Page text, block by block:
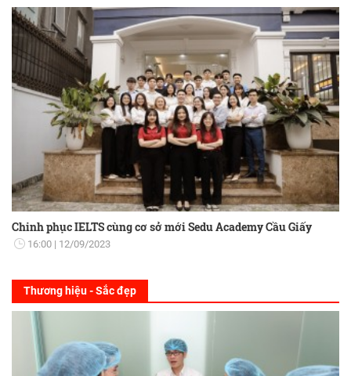
Chinh phục IELTS cùng cơ sở mới Sedu Academy Cầu Giấy
16:00 12/09/2023
Thương hiệu - Sắc đẹp